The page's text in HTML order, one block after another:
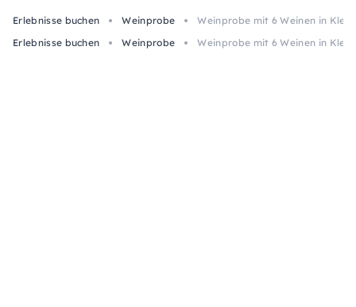
Erlebnisse buchen Weinprobe
Weinprobe mit 6 Weinen in
Erlebnisse buchen
Weinprobe Weinprobe mit 6 Weinen in